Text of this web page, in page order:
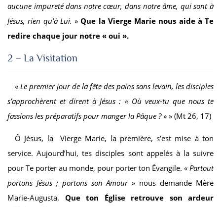
aucune impureté dans notre cœur, dans notre âme, qui sont à
Jésus, rien qu’à Lui. »Que la Vierge Marie nous aide à Te
redire chaque jour notre « oui ».
2 – La Visitation
« Le premier jour de la fête des pains sans levain, les disciples
s’approchèrent et dirent à Jésus : « Où veux-tu que nous te
fassions les préparatifs pour manger la Pâque ?» » (Mt 26, 17)
Ô Jésus, la Vierge Marie, la première, s’est mise à ton
service. Aujourd’hui, tes disciples sont appelés à la suivre
pour Te porter au monde, pour porter ton Évangile. « Partout
portons Jésus ; portons son Amour » nous demande Mère
Marie-Augusta. Que ton Église retrouve son ardeur